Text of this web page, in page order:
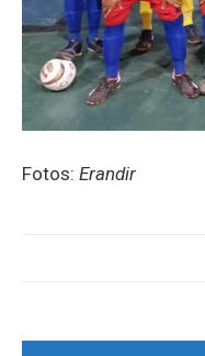
Fotos: Erandir